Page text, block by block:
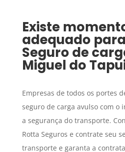
Existe
adequado
Seguro de
Miguel do
Empresas de todos os portes
seguro de carga avulso com o
a segurança do transporte.
Rotta Seguros e contrate seu
transporte e garanta a